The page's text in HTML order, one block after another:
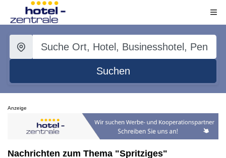
Suchen
Anzeige
Nachrichten zum Thema "Spritziges"